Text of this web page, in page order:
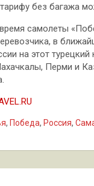
без багажа
самолеты
в
на этот
Перми и
, Победа, Россия,